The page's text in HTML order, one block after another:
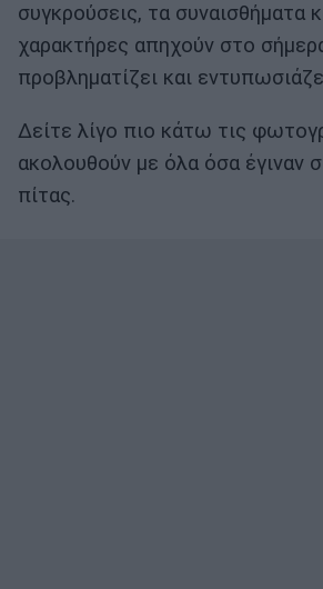
συγκρούσεις, τα συναισθήματα
χαρακτήρες απηχούν στο
προβληματίζει και
Δείτε λίγο πιο κάτω τις
ακολουθούν με όλα όσα έγιναν
πίτας.